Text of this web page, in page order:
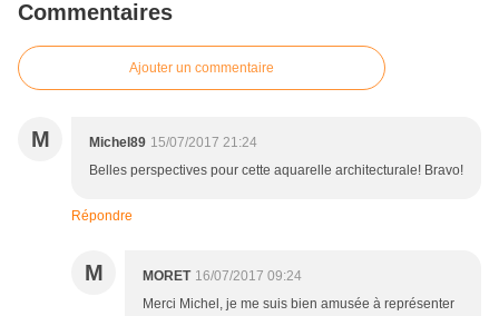
Commentaires
Ajouter un commentaire
M Michel89 15/07/2017 21:24
Belles perspectives pour cette aquarelle architecturale! Bravo!
Répondre
M MORET 16/07/2017 09:24
Merci Michel, je me suis bien amusée à représenter